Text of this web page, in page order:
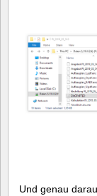
Und genau